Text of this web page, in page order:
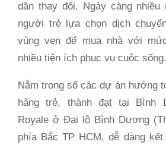
dần thay đổi. Ngày càng
người trẻ lựa chọn dịch
vùng ven để mua nhà với
nhiều tiện ích phục vụ cuộc sống.
Nằm trong số các dự án hướng
hàng trẻ, thành đạt tại Bình
Royale ở Đại lộ Bình Dương
phía Bắc TP HCM, dễ dàng